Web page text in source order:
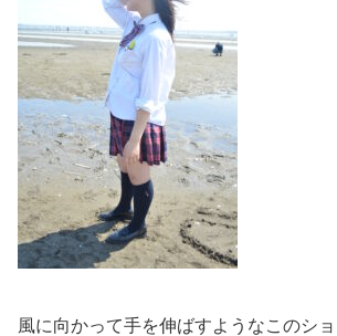
風に向かって手を伸ばすようなこのシ